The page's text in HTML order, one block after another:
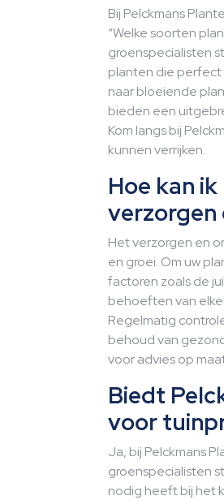
Bij Pelckmans
“Welke soorten
groenspecialisten
planten die perfect
naar bloeiende
bieden een
Kom langs bij
kunnen verrijken.
Hoe kan
verzorgen
Het verzorgen en
en groei. Om uw
factoren zoals de
behoeften van
Regelmatig
behoud van
voor advies op
Biedt
voor
Ja, bij Pelckmans
groenspecialisten
nodig heeft bij het